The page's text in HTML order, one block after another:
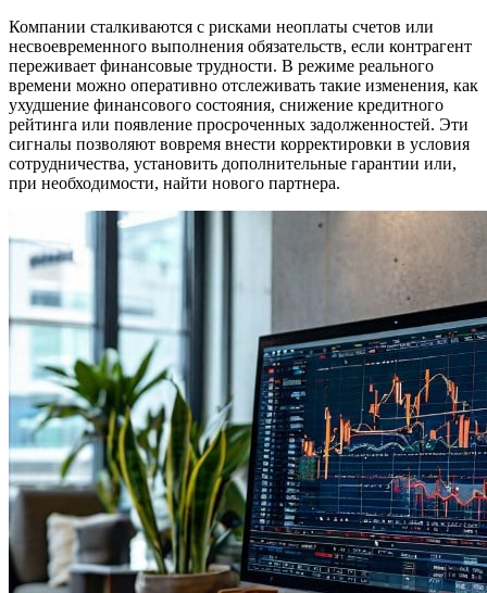
Компании сталкиваются с рисками неоплаты счетов или
несвоевременного выполнения обязательств, если контрагент
переживает финансовые трудности. В режиме реального
времени можно оперативно отслеживать такие изменения, как
ухудшение финансового состояния, снижение кредитного
рейтинга или появление просроченных задолженностей. Эти
сигналы позволяют вовремя внести корректировки в условия
сотрудничества, установить дополнительные гарантии или,
при необходимости, найти нового партнера.